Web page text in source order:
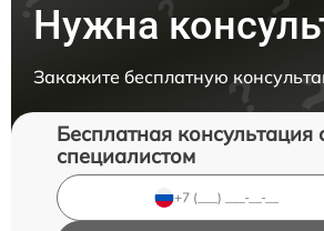
Нужна
Закажите бесплатную
Бесплатная консультация
специалистом